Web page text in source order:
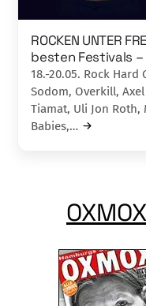
ROCKEN UNTER
besten Festivals –
18.-20.05. Rock Hard
Sodom, Overkill,
Tiamat, Uli Jon
Babies,…